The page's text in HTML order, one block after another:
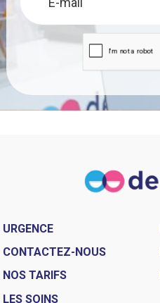
URGENCE
CONTACTEZ-NOUS
NOS TARIFS
LES SOINS